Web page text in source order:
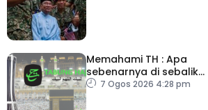
Memahami TH : Apa
sebenarnya di sebalik
angka
7 Ogos 2026 4:28 pm